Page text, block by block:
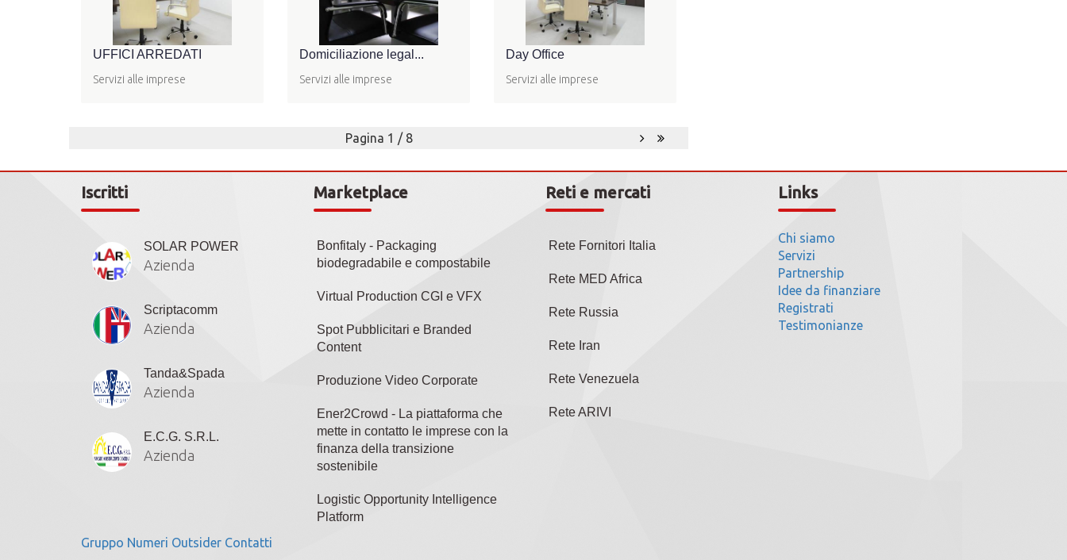
UFFICI ARREDATI
Servizi alle imprese
Domiciliazione legal...
Servizi alle imprese
Day Office
Servizi alle imprese
Pagina 1 / 8
Iscritti
SOLAR POWER
Azienda
Scriptacomm
Azienda
Tanda&Spada
Azienda
E.C.G. S.R.L.
Azienda
Marketplace
Bonfitaly - Packaging
biodegradabile e compostabile
Virtual Production CGI e VFX
Spot Pubblicitari e Branded
Content
Produzione Video Corporate
Ener2Crowd - La piattaforma che
mette in contatto le imprese con la
finanza della transizione
sostenibile
Logistic Opportunity Intelligence
Platform
Reti e mercati
Rete Fornitori Italia
Rete MED Africa
Rete Russia
Rete Iran
Rete Venezuela
Rete ARIVI
Links
Chi siamo
Servizi
Partnership
Idee da finanziare
Registrati
Testimonianze
Gruppo Numeri Outsider Contatti